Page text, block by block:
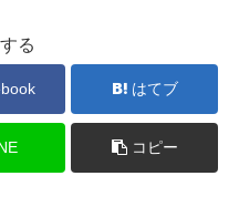
る
はてブ
コピー